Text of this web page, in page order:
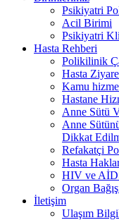
Psikiyatri
Acil Birimi
Psikiyatri
Hasta Rehberi
Polikilinik
Hasta
Kamu
Hastane
Anne Sütü
Anne
Dikkat
Refakatçi
Hasta
HIV ve
Organ
İletişim
Ulaşım